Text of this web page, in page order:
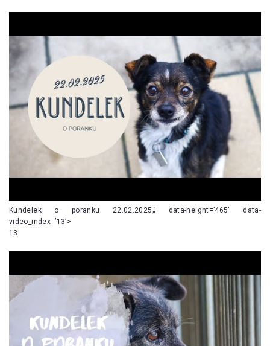
Kundelek o poranku 22.02.2025„’ data-height=’465′ data-
video_index=’13’>
13